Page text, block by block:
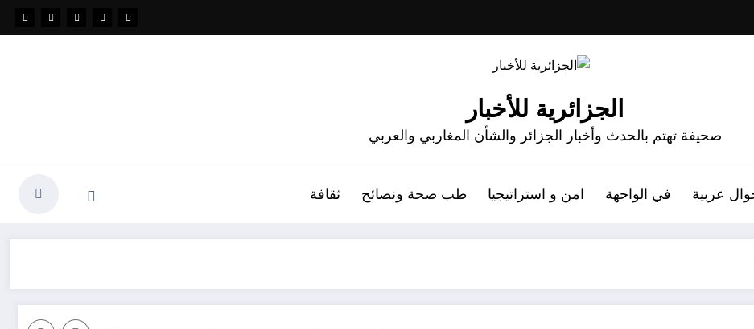
الجزائرية للأخبار
صحيفة تهتم بالحدث وأخبار الجزائر والشأن المغاربي والعربي
عربية في الواجهة امن و استراتيجيا طب صحة ونصائح ثقافة